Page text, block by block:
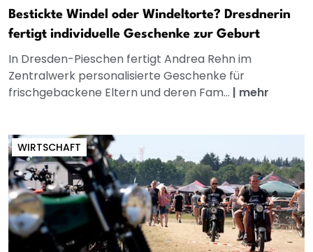
Bestickte Windel oder Windeltorte? Dresdnerin
fertigt individuelle Geschenke zur Geburt
In Dresden-Pieschen fertigt Andrea Rehn im
Zentralwerk personalisierte Geschenke für
frischgebackene Eltern und deren Fam... | mehr
WIRTSCHAFT